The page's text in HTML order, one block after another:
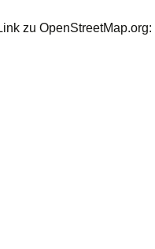
zu OpenStreetMap.org: